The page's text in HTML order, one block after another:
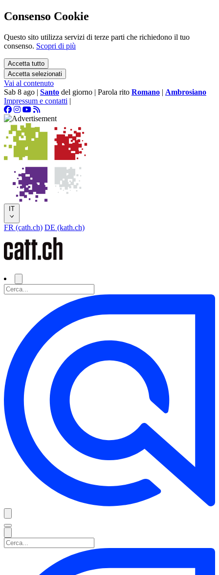
Consenso Cookie
Questo sito utilizza servizi di terze parti che richiedono il tuo
consenso. Scopri di più
Accetta tutto
Accetta selezionati
Vai al contenuto
Sab 8 ago | Santo del giorno | Parola rito Romano | Ambrosiano
Impressum e contatti |
IT
FR (cath.ch) DE (kath.ch)